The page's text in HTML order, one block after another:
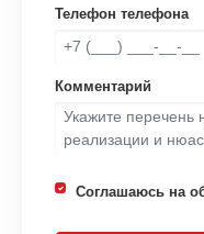
Телефон телефона
Комментарий
Соглашаюсь на